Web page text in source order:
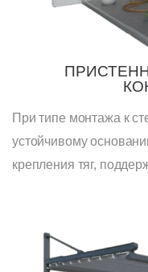
При типе монтажа к
устойчивому
крепления тяг,